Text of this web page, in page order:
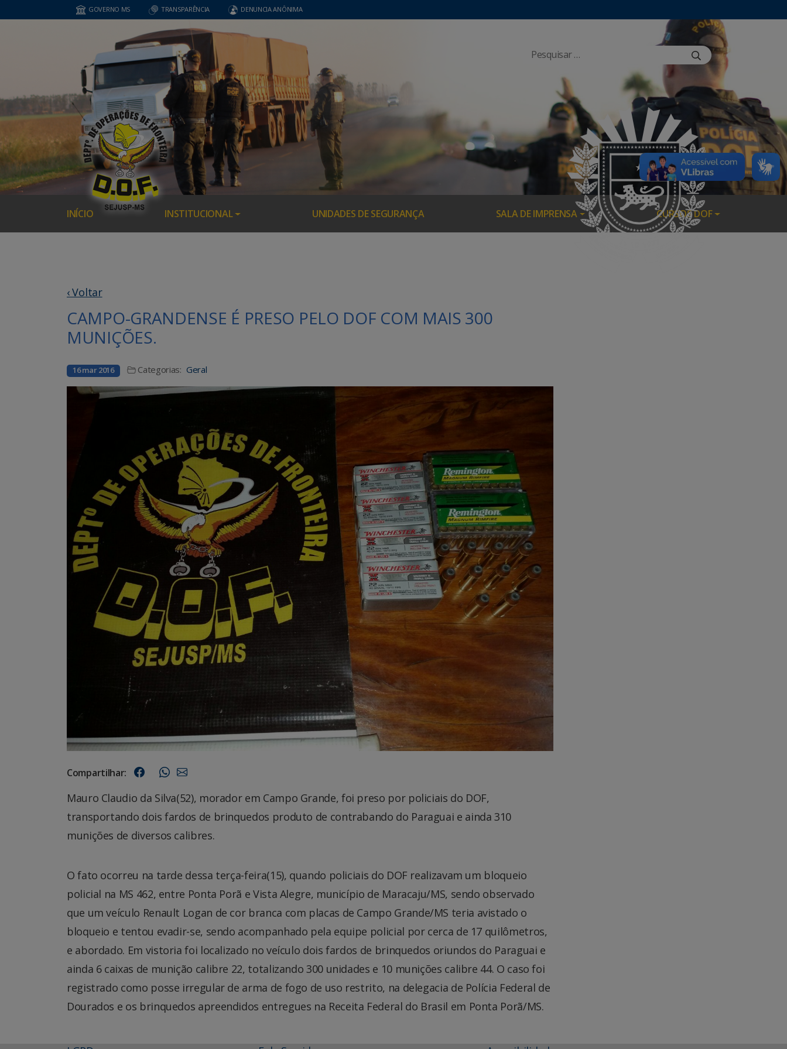
GOVERNO MS TRANSPARÊNCIA DENUNCIA ANÔNIMA
INÍCIO INSTITUCIONAL UNIDADES DE SEGURANÇA SALA DE IMPRENSA CURSOS DOF
‹ Voltar
CAMPO-GRANDENSE É PRESO PELO DOF COM MAIS 300
MUNIÇÕES.
16 mar 2016 Categorias: Geral
Compartilhar:
Mauro Claudio da Silva(52), morador em Campo Grande, foi preso por policiais do DOF,
transportando dois fardos de brinquedos produto de contrabando do Paraguai e ainda 310
munições de diversos calibres.
O fato ocorreu na tarde dessa terça-feira(15), quando policiais do DOF realizavam um bloqueio
policial na MS 462, entre Ponta Porã e Vista Alegre, município de Maracaju/MS, sendo observado
que um veículo Renault Logan de cor branca com placas de Campo Grande/MS teria avistado o
bloqueio e tentou evadir-se, sendo acompanhado pela equipe policial por cerca de 17 quilômetros,
e abordado. Em vistoria foi localizado no veículo dois fardos de brinquedos oriundos do Paraguai e
ainda 6 caixas de munição calibre 22, totalizando 300 unidades e 10 munições calibre 44. O caso foi
registrado como posse irregular de arma de fogo de uso restrito, na delegacia de Polícia Federal de
Dourados e os brinquedos apreendidos entregues na Receita Federal do Brasil em Ponta Porã/MS.